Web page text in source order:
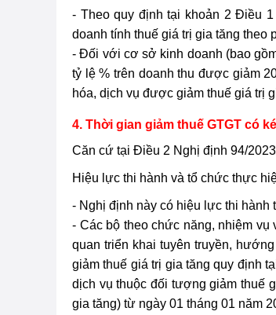
- Theo quy định tại khoản 2 Điều
doanh tính thuế giá trị gia tăng theo
- Đối với cơ sở kinh doanh (bao
tỷ lệ % trên doanh thu được giảm
hóa, dịch vụ được giảm thuế giá trị
4. Thời gian giảm thuế GTGT có
Căn cứ tại Điều 2 Nghị định 94/
Hiệu lực thi hành và tổ chức thực
- Nghị định này có hiệu lực thi hành
- Các bộ theo chức năng, nhiệm
quan triển khai tuyên truyền,
giảm thuế giá trị gia tăng quy định
dịch vụ thuộc đối tượng giảm thuế
gia tăng) từ ngày 01 tháng 01 năm